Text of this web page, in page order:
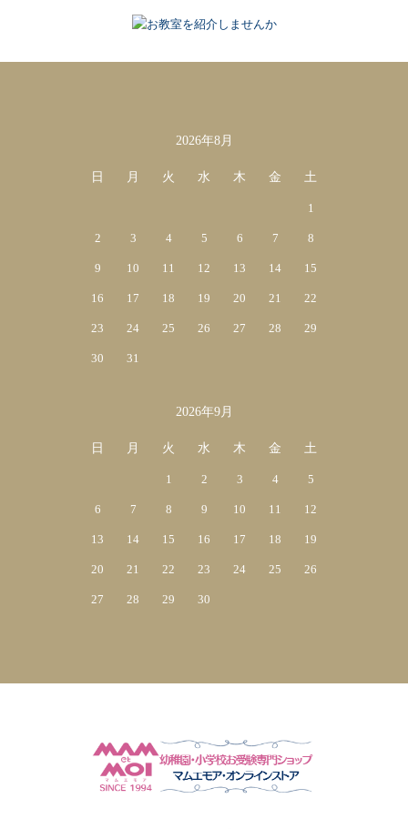
2026年8月
日 月 火 水 木 金 土
1
2 3 4 5 6 7 8
9 10 11 12 13 14 15
16 17 18 19 20 21 22
23 24 25 26 27 28 29
30 31
2026年9月
日 月 火 水 木 金 土
1 2 3 4 5
6 7 8 9 10 11 12
13 14 15 16 17 18 19
20 21 22 23 24 25 26
27 28 29 30